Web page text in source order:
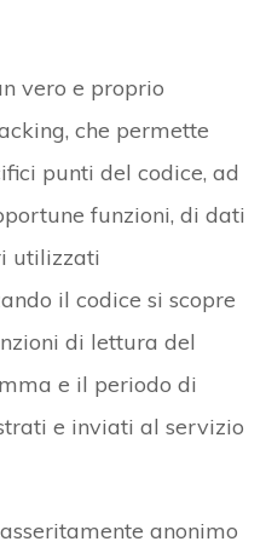
vero e proprio
che permette
punti del codice, ad
funzioni, di dati
utilizzati
il codice si scopre
di lettura del
e il periodo di
e inviati al servizio
anonimo